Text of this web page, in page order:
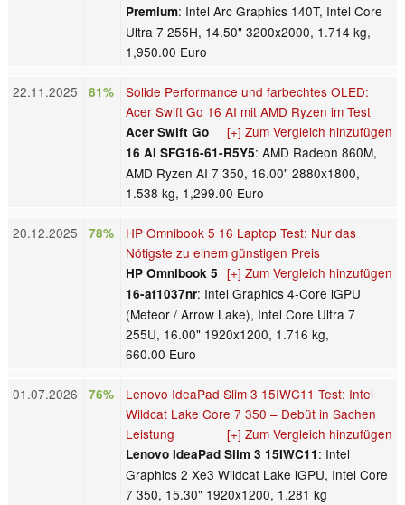
Premium: Intel Arc Graphics 140T, Intel Core
Ultra 7 255H, 14.50" 3200x2000, 1.714 kg,
1,950.00 Euro
22.11.2025 81%
Solide Performance und farbechtes OLED:
Acer Swift Go 16 AI mit AMD Ryzen im Test
[+] Zum Vergleich hinzufügen
Acer Swift Go
16 AI SFG16-61-R5Y5: AMD Radeon 860M,
AMD Ryzen AI 7 350, 16.00" 2880x1800,
1.538 kg, 1,299.00 Euro
20.12.2025 78%
HP Omnibook 5 16 Laptop Test: Nur das
Nötigste zu einem günstigen Preis
[+] Zum Vergleich hinzufügen
HP Omnibook 5
16-af1037nr: Intel Graphics 4-Core iGPU
(Meteor / Arrow Lake), Intel Core Ultra 7
255U, 16.00" 1920x1200, 1.716 kg,
660.00 Euro
01.07.2026 76%
Lenovo IdeaPad Slim 3 15IWC11 Test: Intel
Wildcat Lake Core 7 350 – Debüt in Sachen
Leistung
[+] Zum Vergleich hinzufügen
Lenovo IdeaPad Slim 3 15IWC11: Intel
Graphics 2 Xe3 Wildcat Lake iGPU, Intel Core
7 350, 15.30" 1920x1200, 1.281 kg